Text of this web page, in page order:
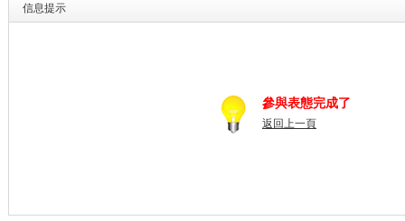
信息提示
參與表態完成了
返回上一頁